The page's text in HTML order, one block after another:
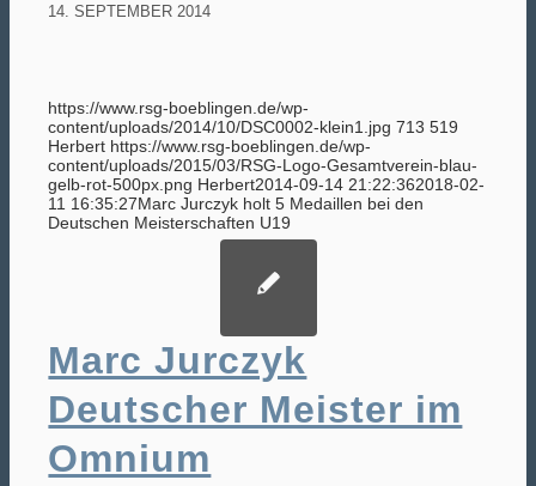
14. SEPTEMBER 2014
https://www.rsg-boeblingen.de/wp-
content/uploads/2014/10/DSC0002-klein1.jpg 713 519
Herbert https://www.rsg-boeblingen.de/wp-
content/uploads/2015/03/RSG-Logo-Gesamtverein-blau-
gelb-rot-500px.png Herbert2014-09-14 21:22:362018-02-
11 16:35:27Marc Jurczyk holt 5 Medaillen bei den
Deutschen Meisterschaften U19
Marc Jurczyk
Deutscher Meister im
Omnium